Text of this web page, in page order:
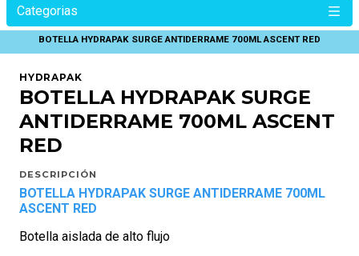
Categorias
BOTELLA HYDRAPAK SURGE ANTIDERRAME 700ML ASCENT RED
HYDRAPAK
BOTELLA HYDRAPAK SURGE
ANTIDERRAME 700ML ASCENT
RED
DESCRIPCIÓN
BOTELLA HYDRAPAK SURGE ANTIDERRAME 700ML
ASCENT RED
Botella aislada de alto flujo